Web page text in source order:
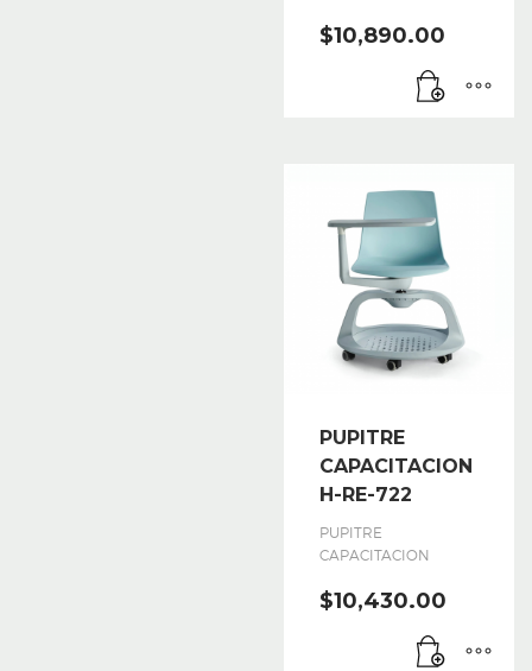
$10,890.00
PUPITRE
CAPACITACION
H-RE-722
PUPITRE
CAPACITACION
$10,430.00